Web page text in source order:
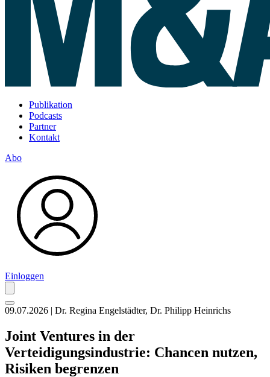
Publikation
Podcasts
Partner
Kontakt
Abo
Einloggen
09.07.2026 | Dr. Regina Engelstädter, Dr. Philipp Heinrichs
Joint Ventures in der
Verteidigungsindustrie: Chancen nutzen,
Risiken begrenzen